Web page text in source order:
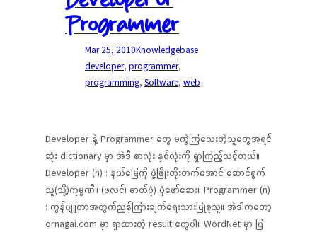
Programmer
Mar 25, 2010Knowledgebase
developer, programmer
programming, Software, web
Developer နဲ့ Programmer တွေ မကွဲကြသေးတဲ့သူတွေအရင်
ဆုံး dictionary မှာ အဲဒီ စာလုံး နှစ်လုံးကို ရှာကြည့်သင့်တယ်။
Developer (n) : နယ်မြေကို ဖွံ့ဖြိုးတိုးတက်အောင် ဆောင်ရွက်
သူ(သို့)ကုမ္ပဏီ။ (ဖလင်၊ ဓာတ်ပုံ) ပုံဖော်ဆေး။ Programmer (n)
: ကွန်ပျူတာအတွက်ညွှန်ကြားချက်ရေးသားပြုစုသူ။ အဲဒါကတော့
ornagai.com မှာ ရှာထားတဲ့ result တွေပါ။ WordNet မှာ ပြ